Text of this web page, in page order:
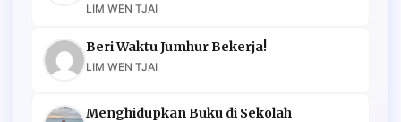
LIM WEN TJAI
Beri Waktu Jumhur Bekerja!
LIM WEN TJAI
Menghidupkan Buku di Sekolah